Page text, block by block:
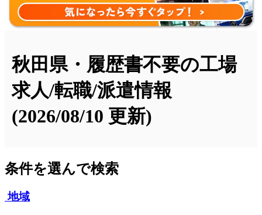
秋田県・履歴書不要の工場
求人/転職/派遣情報
(2026/08/10 更新)
条件を選んで検索
地域